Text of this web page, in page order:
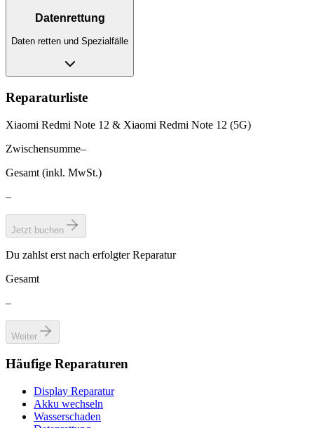
Datenrettung
Daten retten und Spezialfälle
Reparaturliste
Xiaomi Redmi Note 12 & Xiaomi Redmi Note 12 (5G)
Zwischensumme–
Gesamt (inkl. MwSt.)
–
Jetzt buchen
Du zahlst erst nach erfolgter Reparatur
Gesamt
–
Weiter
Häufige Reparaturen
Display Reparatur
Akku wechseln
Wasserschaden